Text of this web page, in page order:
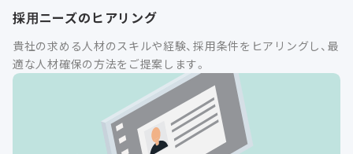
採用ニーズのヒアリング
貴社の求める人材のスキルや経験、採用条件をヒアリングし、最
適な人材確保の方法をご提案します。